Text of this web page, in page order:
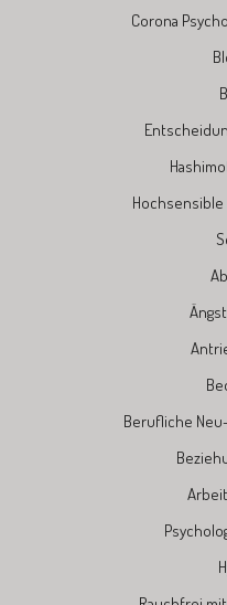
Corona
Hochsensible
Berufliche